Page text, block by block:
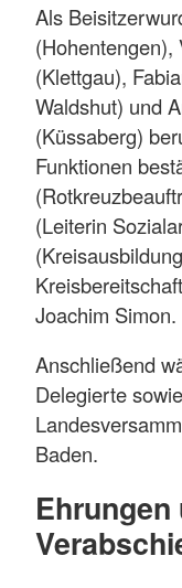
Als
(Hohentengen),
(Klettgau),
Waldshut) und
(Küssaberg)
Funktionen
(Leiterin
Joachim Simon.
Anschließend
Delegierte
Baden.
Ehrungen